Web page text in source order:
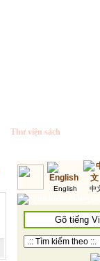
Thư viện sách
English 中